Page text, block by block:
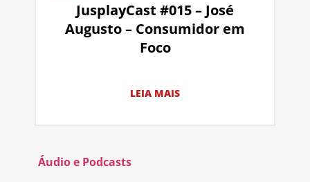
JusplayCast #015 – José
Augusto – Consumidor em
Foco
LEIA MAIS
Áudio e Podcasts